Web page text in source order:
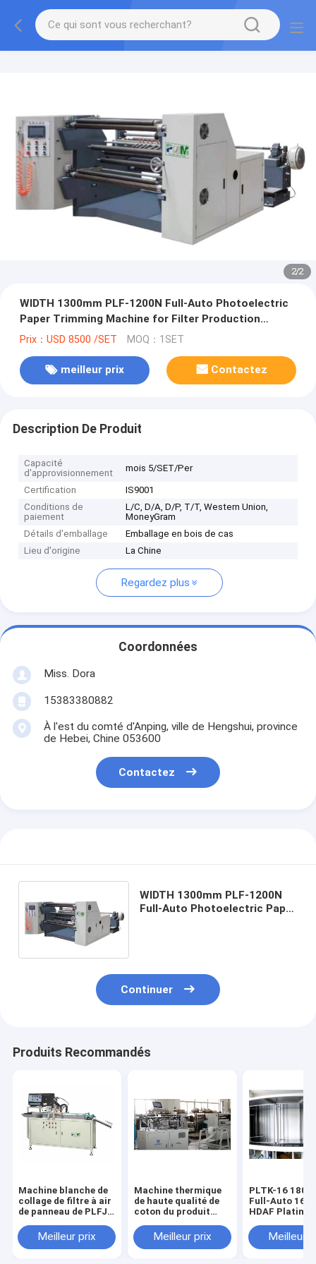
2/2
WIDTH 1300mm PLF-1200N Full-Auto Photoelectric
Paper Trimming Machine for Filter Production
Equipment
Prix：USD 8500 /SET MOQ：1SET
meilleur prix Contactez
Description De Produit
Capacité
d'approvisionnement
mois 5/SET/Per
Certification
IS9001
Conditions de
paiement
L/C, D/A, D/P, T/T, Western Union,
MoneyGram
Détails d'emballage
Emballage en bois de cas
Lieu d'origine
La Chine
Regardez plus
Coordonnées
Miss. Dora
15383380882
À l'est du comté d'Anping, ville de Hengshui, province
de Hebei, Chine 053600
Contactez
WIDTH 1300mm PLF-1200N
Full-Auto Photoelectric Paper
Continuer
Produits Recommandés
Machine blanche de
collage de filtre à air
de panneau de PLFJ-
des filtres
d'automobile
Meilleur prix
Machine thermique
de haute qualité de
coton du produit
Meilleur prix
PLTK-16
Full-Auto 16-
HDAF Platine
production de
durcissement
Meilleur